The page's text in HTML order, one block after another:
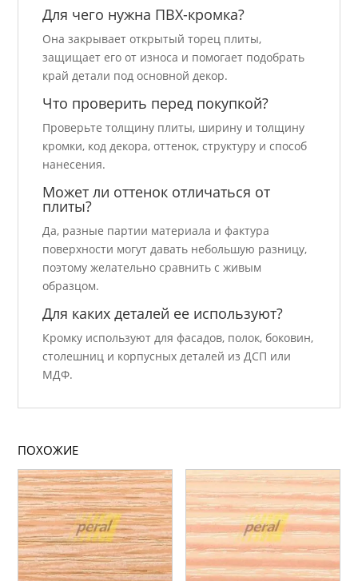
Для чего нужна ПВХ-кромка?
Она закрывает открытый торец плиты,
защищает его от износа и помогает подобрать
край детали под основной декор.
Что проверить перед покупкой?
Проверьте толщину плиты, ширину и толщину
кромки, код декора, оттенок, структуру и способ
нанесения.
Может ли оттенок отличаться от
плиты?
Да, разные партии материала и фактура
поверхности могут давать небольшую разницу,
поэтому желательно сравнить с живым
образцом.
Для каких деталей ее используют?
Кромку используют для фасадов, полок, боковин,
столешниц и корпусных деталей из ДСП или
МДФ.
ПОХОЖИЕ